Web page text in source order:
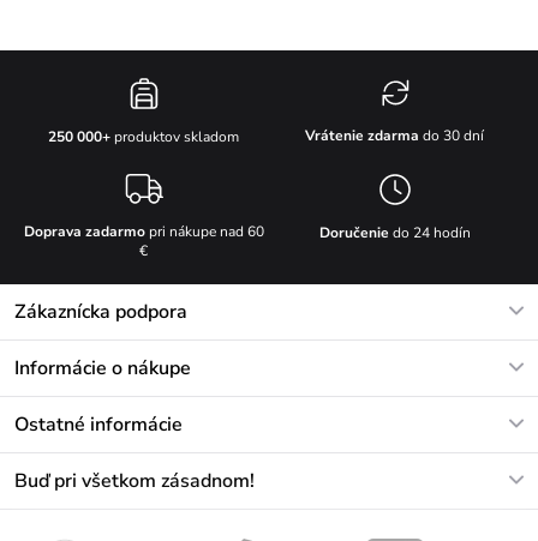
250 000+ produktov skladom Vrátenie zdarma do 30 dní
Doprava zadarmopri nákupe nad 60
€
Doručenie do 24 hodín
Zákaznícka podpora
info@vuch.sk
Informácie o nákupe
Materiály a údržba
Ostatné informácie
Buď pri všetkom zásadnom!